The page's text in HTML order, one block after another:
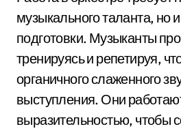
музыкального таланта, но
подготовки. Музыканты
тренируясь и репетируя,
органичного слаженного
выступления. Они
выразительностью, чтобы